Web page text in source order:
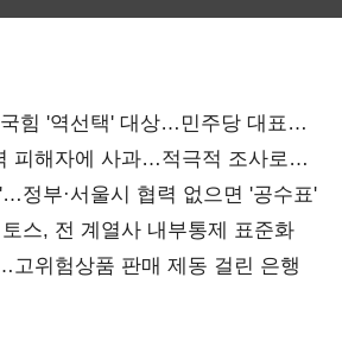
힘 '역선택' 대상…민주당 대표로
피해자에 사과…적극적 조사로
정부·서울시 협력 없으면 '공수표'
스, 전 계열사 내부통제 표준화
고위험상품 판매 제동 걸린 은행